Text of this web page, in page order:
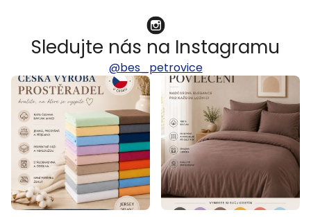
Sledujte nás na Instagramu
@bes_petrovice